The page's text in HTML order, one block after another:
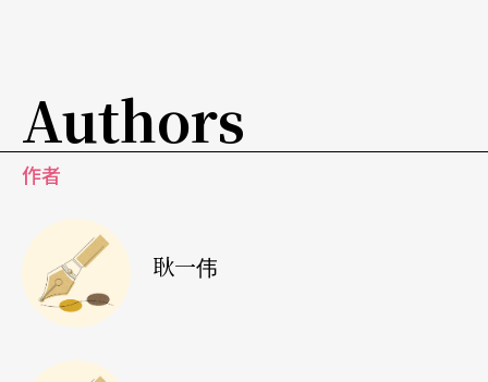
百场白先勇青春版昆曲《牡丹亭》在全球各地的演
出，累积了上万张《牡丹亭》相关照片，与该戏的
香港城市大学康乐楼六楼城大艺廊展出的「四百年
的款款情丝—许培鸿与昆曲牡丹亭的相恋」摄影
展，即展出他精选的多幅照片：三十幅台前剧照与
Authors
作者
耿一伟